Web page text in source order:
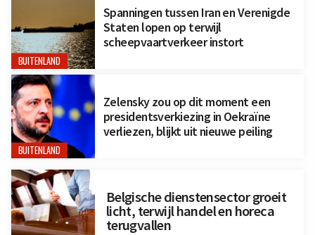
BUITENLAND
Spanningen tussen Iran en Verenigde
Staten lopen op terwijl
scheepvaartverkeer instort
BUITENLAND
Zelensky zou op dit moment een
presidentsverkiezing in Oekraïne
verliezen, blijkt uit nieuwe peiling
Belgische dienstensector groeit
licht, terwijl handel en horeca
terugvallen